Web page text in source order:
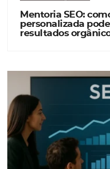
Mentoria SEO:
personalizada
resultados